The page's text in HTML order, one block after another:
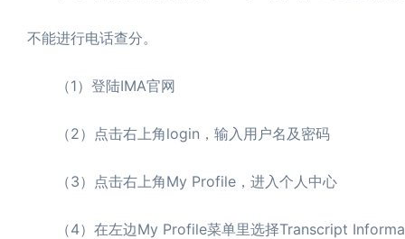
不能进行电话查分。
（1）登陆IMA官网
（2）点击右上角login，输入用户名及密码
（3）点击右上角My Profile，进入个人中心
（4）在左边My Profile菜单里选择Transcript